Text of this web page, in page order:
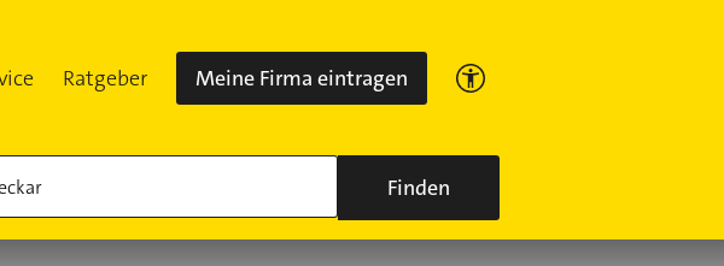
Ratgeber Meine Firma eintragen
Finden